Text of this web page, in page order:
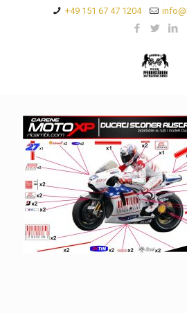
+49 151 67 47 1204